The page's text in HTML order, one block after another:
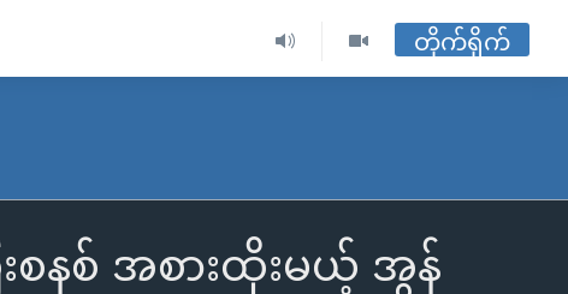
တိုက်ရိုက်
နစ် အစားထိုးမယ့် အွန်